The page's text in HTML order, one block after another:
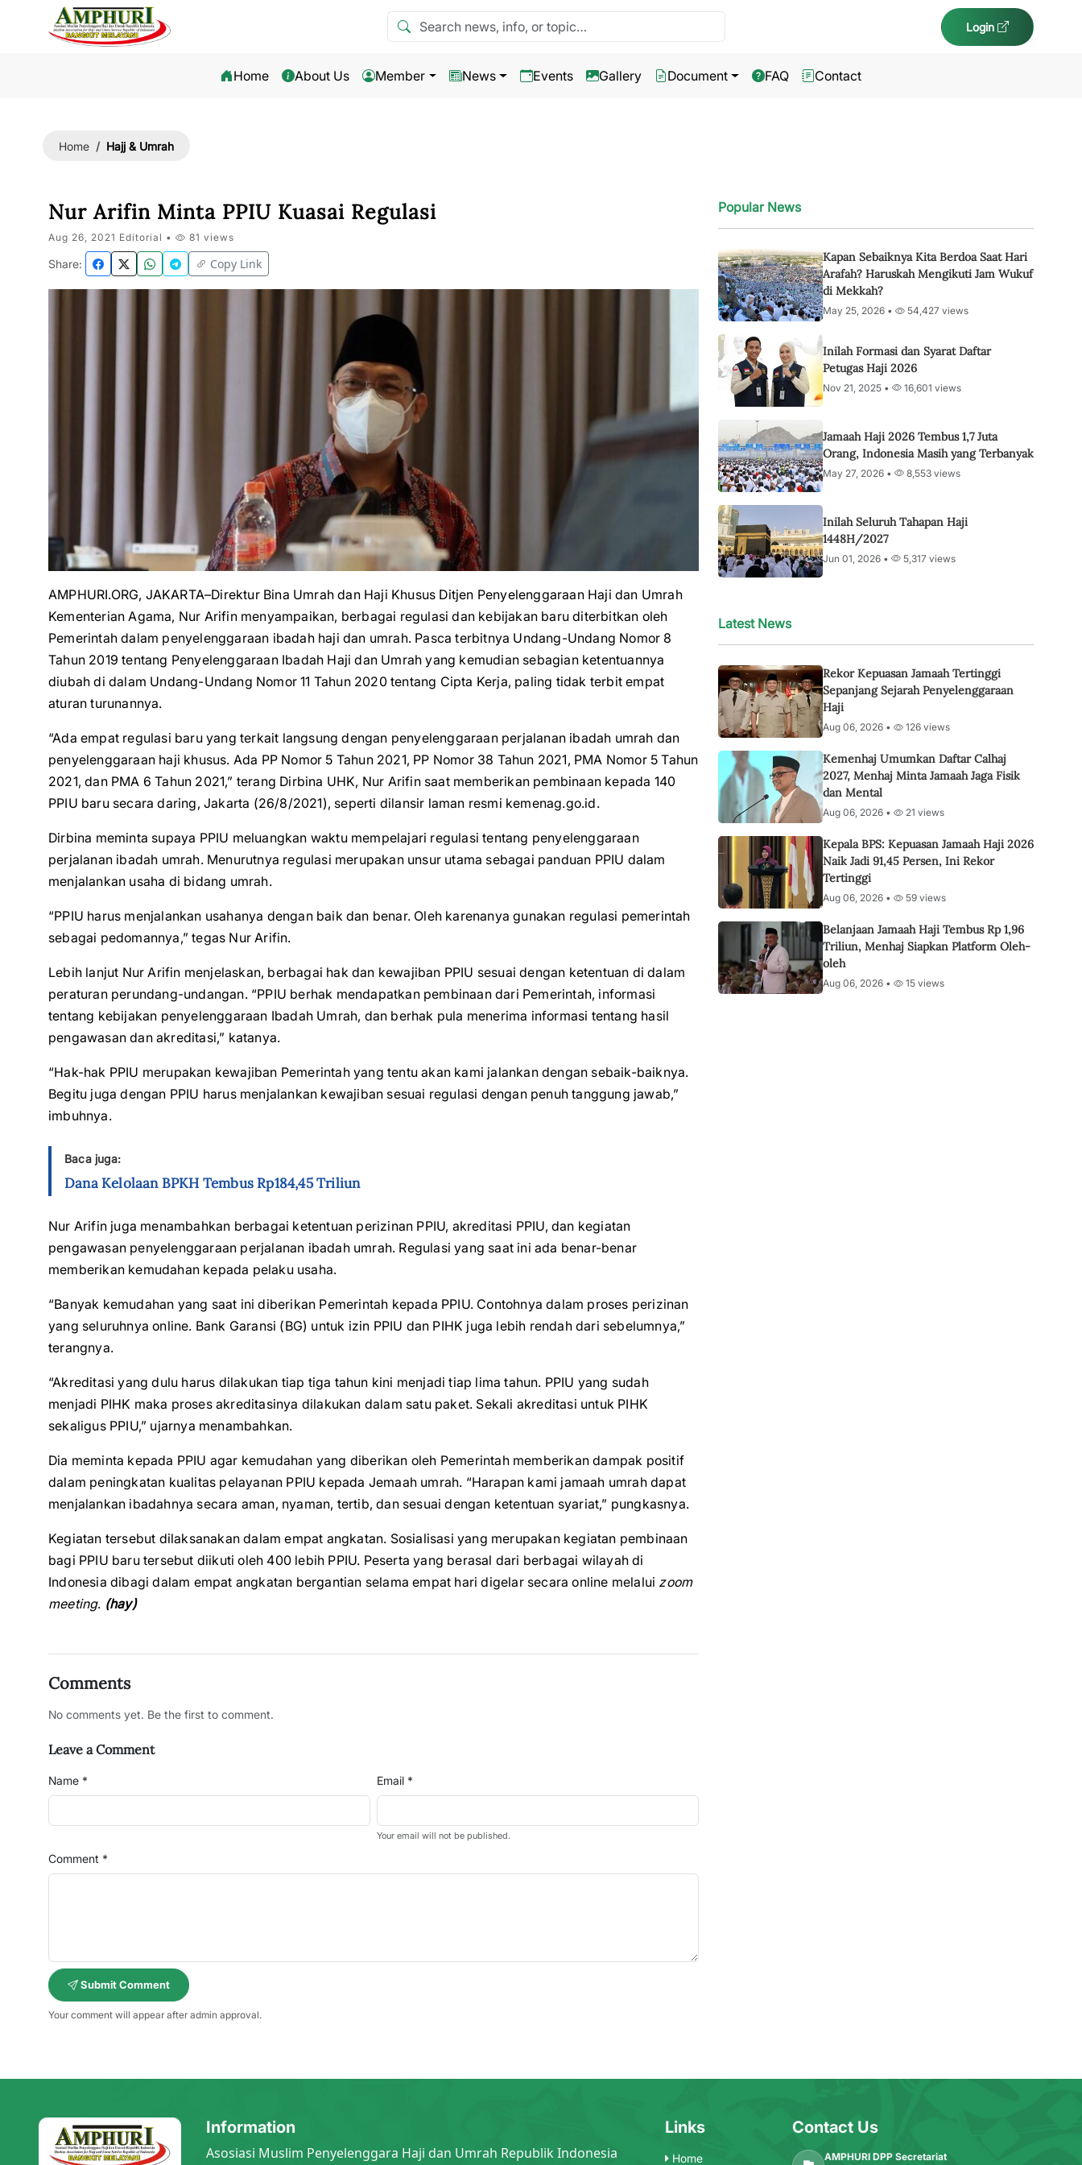
Search news Login
Home About Us Member News Events Gallery Document FAQ Contact
Home Hajj & Umrah
Nur Arifin Minta PPIU Kuasai Regulasi
Aug 26, 2021 Editorial • 81 views
Share: Copy Link
AMPHURI.ORG, JAKARTA–Direktur Bina Umrah dan Haji Khusus Ditjen Penyelenggaraan Haji dan Umrah
Kementerian Agama, Nur Arifin menyampaikan, berbagai regulasi dan kebijakan baru diterbitkan oleh
Pemerintah dalam penyelenggaraan ibadah haji dan umrah. Pasca terbitnya Undang-Undang Nomor 8
Tahun 2019 tentang Penyelenggaraan Ibadah Haji dan Umrah yang kemudian sebagian ketentuannya
diubah di dalam Undang-Undang Nomor 11 Tahun 2020 tentang Cipta Kerja, paling tidak terbit empat
aturan turunannya.
“Ada empat regulasi baru yang terkait langsung dengan penyelenggaraan perjalanan ibadah umrah dan
penyelenggaraan haji khusus. Ada PP Nomor 5 Tahun 2021, PP Nomor 38 Tahun 2021, PMA Nomor 5 Tahun
2021, dan PMA 6 Tahun 2021,” terang Dirbina UHK, Nur Arifin saat memberikan pembinaan kepada 140
PPIU baru secara daring, Jakarta (26/8/2021), seperti dilansir laman resmi kemenag.go.id.
Dirbina meminta supaya PPIU meluangkan waktu mempelajari regulasi tentang penyelenggaraan
perjalanan ibadah umrah. Menurutnya regulasi merupakan unsur utama sebagai panduan PPIU dalam
menjalankan usaha di bidang umrah.
“PPIU harus menjalankan usahanya dengan baik dan benar. Oleh karenanya gunakan regulasi pemerintah
sebagai pedomannya,” tegas Nur Arifin.
Lebih lanjut Nur Arifin menjelaskan, berbagai hak dan kewajiban PPIU sesuai dengan ketentuan di dalam
peraturan perundang-undangan. “PPIU berhak mendapatkan pembinaan dari Pemerintah, informasi
tentang kebijakan penyelenggaraan Ibadah Umrah, dan berhak pula menerima informasi tentang hasil
pengawasan dan akreditasi,” katanya.
“Hak-hak PPIU merupakan kewajiban Pemerintah yang tentu akan kami jalankan dengan sebaik-baiknya.
Begitu juga dengan PPIU harus menjalankan kewajiban sesuai regulasi dengan penuh tanggung jawab,”
imbuhnya.
Baca juga:
Dana Kelolaan BPKH Tembus Rp184,45 Triliun
Nur Arifin juga menambahkan berbagai ketentuan perizinan PPIU, akreditasi PPIU, dan kegiatan
pengawasan penyelenggaraan perjalanan ibadah umrah. Regulasi yang saat ini ada benar-benar
memberikan kemudahan kepada pelaku usaha.
“Banyak kemudahan yang saat ini diberikan Pemerintah kepada PPIU. Contohnya dalam proses perizinan
yang seluruhnya online. Bank Garansi (BG) untuk izin PPIU dan PIHK juga lebih rendah dari sebelumnya,”
terangnya.
“Akreditasi yang dulu harus dilakukan tiap tiga tahun kini menjadi tiap lima tahun. PPIU yang sudah
menjadi PIHK maka proses akreditasinya dilakukan dalam satu paket. Sekali akreditasi untuk PIHK
sekaligus PPIU,” ujarnya menambahkan.
Dia meminta kepada PPIU agar kemudahan yang diberikan oleh Pemerintah memberikan dampak positif
dalam peningkatan kualitas pelayanan PPIU kepada Jemaah umrah. “Harapan kami jamaah umrah dapat
menjalankan ibadahnya secara aman, nyaman, tertib, dan sesuai dengan ketentuan syariat,” pungkasnya.
Kegiatan tersebut dilaksanakan dalam empat angkatan. Sosialisasi yang merupakan kegiatan pembinaan
bagi PPIU baru tersebut diikuti oleh 400 lebih PPIU. Peserta yang berasal dari berbagai wilayah di
Indonesia dibagi dalam empat angkatan bergantian selama empat hari digelar secara online melalui zoom
meeting. (hay)
Comments
No comments yet. Be the first to comment.
Leave a Comment
Name * Email *
Your email will not be published.
Comment *
Submit Comment
Your comment will appear after admin approval.
Popular News
Kapan Sebaiknya Kita Berdoa Saat Hari
Arafah? Haruskah Mengikuti Jam Wukuf
di Mekkah?
May 25, 2026 • 54,427 views
Inilah Formasi dan Syarat Daftar
Petugas Haji 2026
Nov 21, 2025 • 16,601 views
Jamaah Haji 2026 Tembus 1,7 Juta
Orang, Indonesia Masih yang Terbanyak
May 27, 2026 • 8,553 views
Inilah Seluruh Tahapan Haji
1448H/2027
Jun 01, 2026 • 5,317 views
Latest News
Rekor Kepuasan Jamaah Tertinggi
Sepanjang Sejarah Penyelenggaraan
Haji
Aug 06, 2026 • 126 views
Kemenhaj Umumkan Daftar Calhaj
2027, Menhaj Minta Jamaah Jaga Fisik
dan Mental
Aug 06, 2026 • 21 views
Kepala BPS: Kepuasan Jamaah Haji 2026
Naik Jadi 91,45 Persen, Ini Rekor
Tertinggi
Aug 06, 2026 • 59 views
Belanjaan Jamaah Haji Tembus Rp 1,96
Triliun, Menhaj Siapkan Platform Oleh-
oleh
Aug 06, 2026 • 15 views
Information
Asosiasi Muslim Penyelenggara Haji dan Umrah Republik Indonesia
Links
Home
Contact Us
AMPHURI DPP Secretariat